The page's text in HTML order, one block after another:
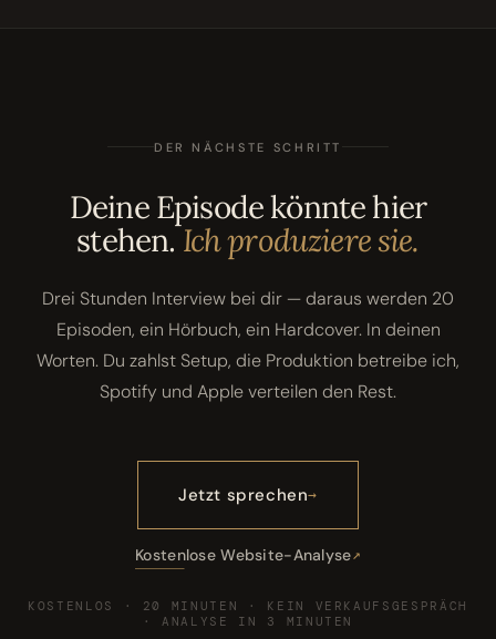
DER NÄCHSTE SCHRITT
Deine Episode könnte hier
stehen.Ich produziere sie.
Drei Stunden Interview bei dir — daraus werden 20
Episoden, ein Hörbuch, ein Hardcover. In deinen
Worten. Du zahlst Setup, die Produktion betreibe ich,
Spotify und Apple verteilen den Rest.
Jetzt sprechen
Kostenlose Website-Analyse
KOSTENLOS · 20 MINUTEN · KEIN VERKAUFSGESPRÄCH
· ANALYSE IN 3 MINUTEN